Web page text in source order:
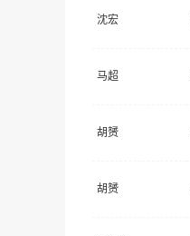
沈宏
马超
胡赟
胡赟